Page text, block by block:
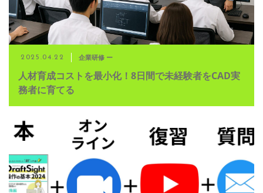
2025.04.22 企業研修 ー
人材育成コストを最小化！8日間で未経験者をCAD実
務者に育てる